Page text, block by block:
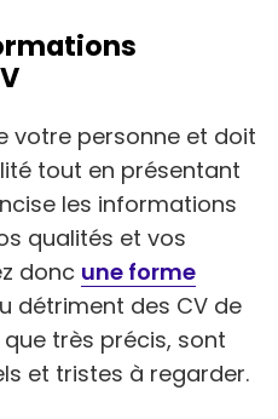
votre personne et doit
tout en présentant
les informations
qualités et vos
donc une forme
détriment des CV de
très précis, sont
et tristes à regarder.